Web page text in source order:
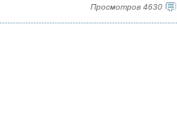
Просмотров 4630